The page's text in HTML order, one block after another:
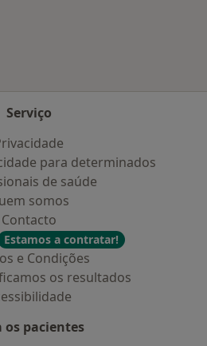
Serviço
para determinados
de saúde
somos
Contacto
Estamos a contratar!
e Condições
os resultados
os pacientes